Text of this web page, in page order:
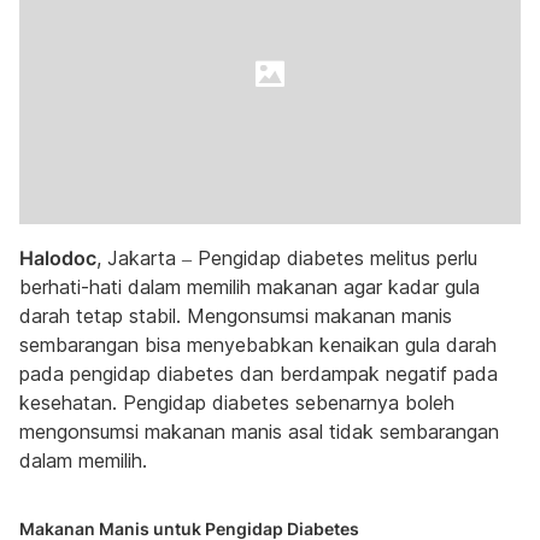
Halodoc, Jakarta – Pengidap diabetes melitus perlu
berhati-hati dalam memilih makanan agar kadar gula
darah tetap stabil. Mengonsumsi makanan manis
sembarangan bisa menyebabkan kenaikan gula darah
pada pengidap diabetes dan berdampak negatif pada
kesehatan. Pengidap diabetes sebenarnya boleh
mengonsumsi makanan manis asal tidak sembarangan
dalam memilih.
Makanan Manis untuk Pengidap Diabetes